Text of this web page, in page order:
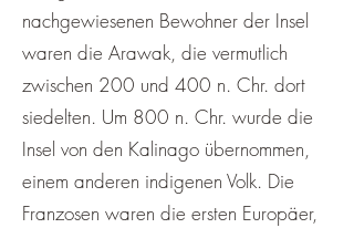
nachgewiesenen Bewohner der Insel
waren die Arawak, die vermutlich
zwischen 200 und 400 n. Chr. dort
siedelten. Um 800 n. Chr. wurde die
Insel von den Kalinago übernommen,
einem anderen indigenen Volk. Die
Franzosen waren die ersten Europäer,